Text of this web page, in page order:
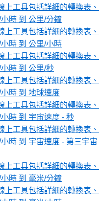
上工具包括詳細的轉換表、
時 到 公里/分鐘
上工具包括詳細的轉換表、
時 到 公里/小時
上工具包括詳細的轉換表、
時 到 公里/秒
上工具包括詳細的轉換表、
時 到 地球速度
上工具包括詳細的轉換表、
時 到 宇宙速度 - 秒
上工具包括詳細的轉換表、
時 到 宇宙速度 - 第三宇宙
上工具包括詳細的轉換表、
時 到 毫米/分鐘
上工具包括詳細的轉換表、